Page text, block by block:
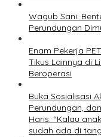
Wagub Sani:
Perundungan
Enam Pekerja
Tikus Lainnya di
Beroperasi
Buka Sosialisasi
Perundungan,
Haris: “Kalau
sudah ada di